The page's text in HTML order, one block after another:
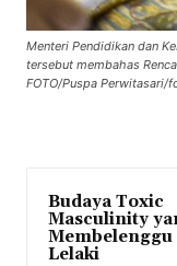
Menteri Pendidikan dan
tersebut membahas
FOTO/Puspa Perwitasari/
Budaya Toxic
Masculinity
Membelenggu
Lelaki